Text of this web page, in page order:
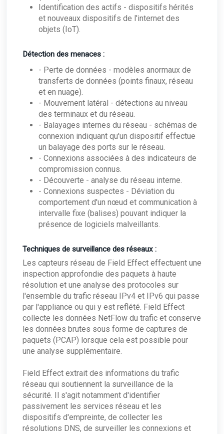
Identification des actifs - dispositifs hérités
et nouveaux dispositifs de l'internet des
objets (IoT).
Détection des menaces :
- Perte de données - modèles anormaux de
transferts de données (points finaux, réseau
et en nuage).
- Mouvement latéral - détections au niveau
des terminaux et du réseau.
- Balayages internes du réseau - schémas de
connexion indiquant qu'un dispositif effectue
un balayage des ports sur le réseau.
- Connexions associées à des indicateurs de
compromission connus.
- Découverte - analyse du réseau interne.
- Connexions suspectes - Déviation du
comportement d'un nœud et communication à
intervalle fixe (balises) pouvant indiquer la
présence de logiciels malveillants.
Techniques de surveillance des réseaux :
Les capteurs réseau de Field Effect effectuent une
inspection approfondie des paquets à haute
résolution et une analyse des protocoles sur
l'ensemble du trafic réseau IPv4 et IPv6 qui passe
par l'appliance ou qui y est reflété. Field Effect
collecte les données NetFlow du trafic et conserve
les données brutes sous forme de captures de
paquets (PCAP) lorsque cela est possible pour
une analyse supplémentaire.
Field Effect extrait des informations du trafic
réseau qui soutiennent la surveillance de la
sécurité. Il s'agit notamment d'identifier
passivement les services réseau et les
dispositifs d'empreinte, de collecter les
résolutions DNS, de surveiller les connexions et